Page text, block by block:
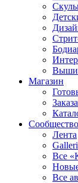
Магазин
Сообщество
Лента
Все
Все